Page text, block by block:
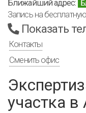
Ближайший адрес:
Запись на
Показать
Контакты
Сменить офис
участка в